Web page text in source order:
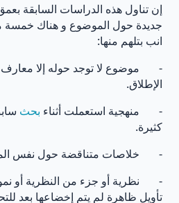
إن تناول هذه الدراسات السابقة
جديدة حول الموضوع و هناك خمسة
انب بتلهم منها:
- موضوع لا توجد حوله إلا معارف
الإطلاق.
- منهجية استعملت أثناء بحث
كثيرة.
- خلاصات متناقضة حول نفس
- نظرية أو جزء من النظرية أو
تأويل ظاهرة لم يتم إخضاعها بعد